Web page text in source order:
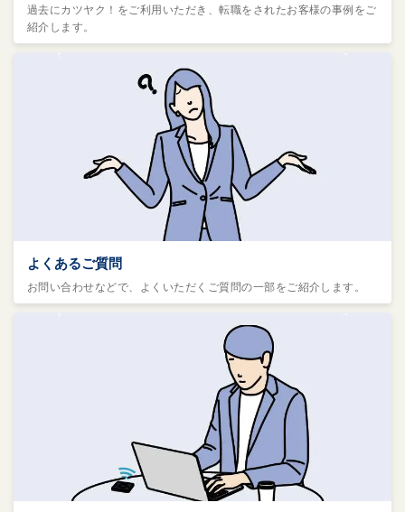
過去にカツヤク！をご利用いただき、転職をされたお客様の事例をご
紹介します。
よくあるご質問
お問い合わせなどで、よくいただくご質問の一部をご紹介します。